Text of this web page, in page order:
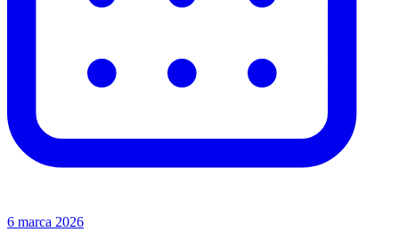
6 marca 2026